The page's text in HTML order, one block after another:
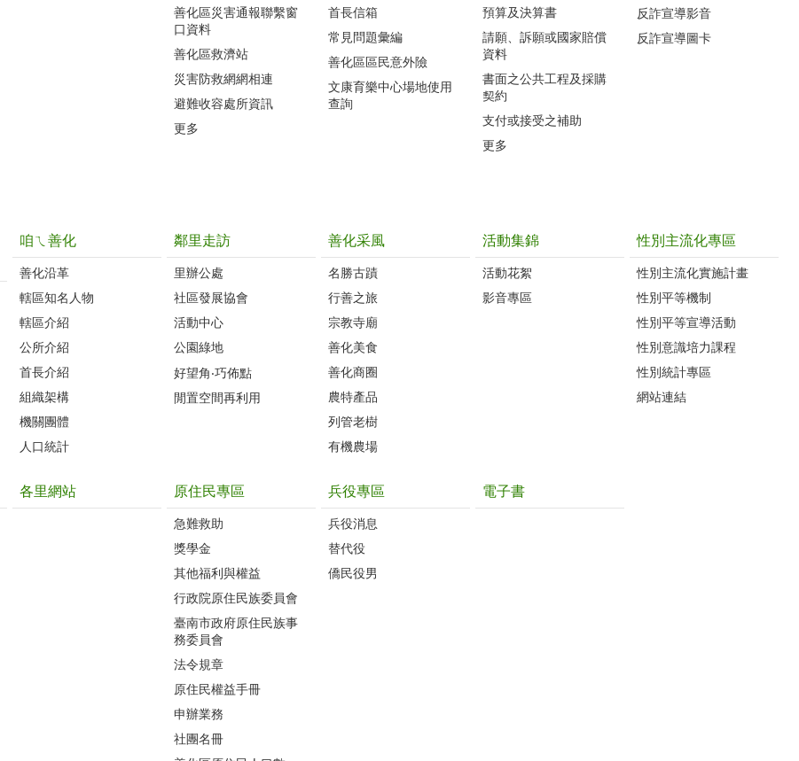
善化區災害通報聯繫窗
口資料
善化區救濟站
災害防救網網相連
避難收容處所資訊
更多
首長信箱
常見問題彙編
善化區區民意外險
文康育樂中心場地使用
查詢
預算及決算書
請願、訴願或國家賠償
資料
書面之公共工程及採購
契約
支付或接受之補助
更多
反詐宣導影音
反詐宣導圖卡
咱ㄟ善化
善化沿革‭
轄區知名人物‭
轄區介紹
公所介紹
首長介紹
組織架構
機關團體
人口統計
鄰里走訪
里辦公處‭ ‭
社區發展協會‭
活動中心
公園綠地
好望角‧巧佈點
閒置空間再利用
善化采風
名勝古蹟
行善之旅
宗教寺廟
善化美食
善化商圈
農特產品
列管老樹
有機農場
活動集錦
活動花絮
影音專區
性別主流化專區
性別主流化實施計畫
性別平等機制
性別平等宣導活動
性別意識培力課程
性別統計專區
網站連結
各里網站 原住民專區
急難救助
獎學金
其他福利與權益
行政院原住民族委員會
臺南市政府原住民族事
務委員會
法令規章
原住民權益手冊
申辦業務
社團名冊
兵役專區
兵役消息
替代役
僑民役男
電子書